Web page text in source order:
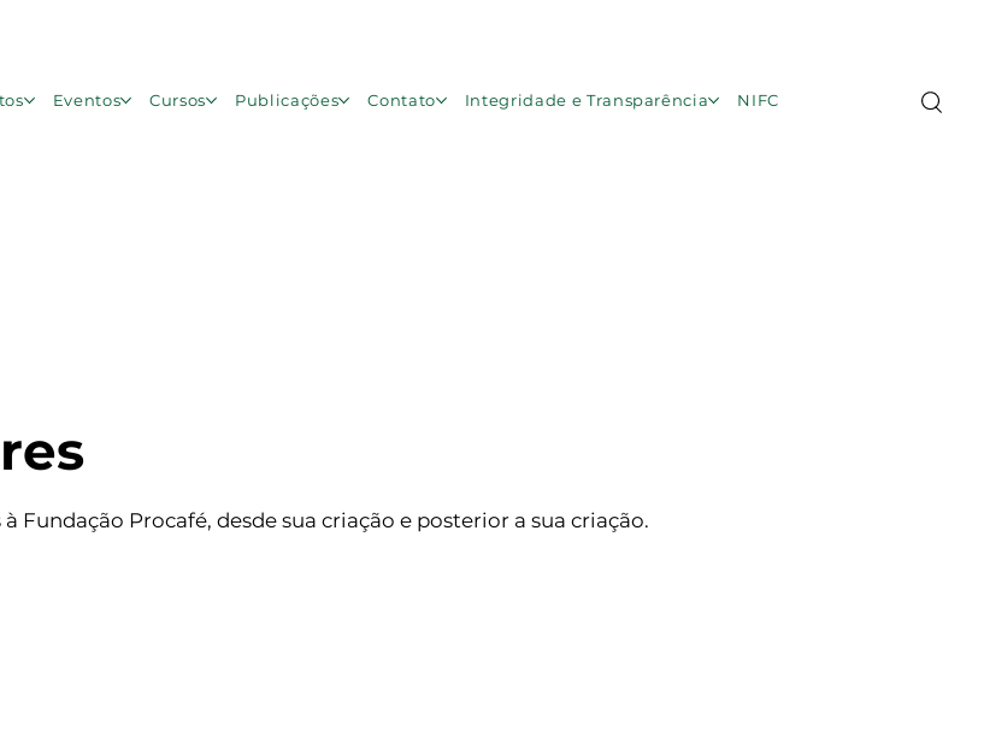
Eventos Cursos Publicações Contato Integridade e Transparência NIFC
Fundação Procafé, desde sua criação e posterior a sua criação.